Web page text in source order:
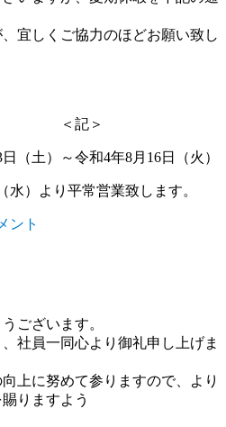
宜しくご協力のほどお願い致し
＞
～令和4年8月16日（火）
り平常営業致します。
ント
ございます。
社員一同心より御礼申し上げま
上に努めて参りますので、より
りますよう